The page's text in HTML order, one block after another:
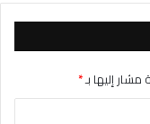
مشار إليها بـ*